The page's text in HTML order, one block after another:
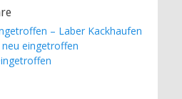
– Laber Kackhaufen
eingetroffen